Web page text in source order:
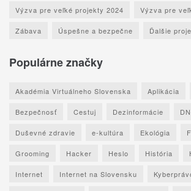
Výzva pre veľké projekty 2024 Výzva pre
Zábava Úspešne a bezpečne Ďalšie
Populárne značky
Akadémia Virtuálneho Slovenska Aplikácia
Bezpečnosť Cestuj Dezinformácie
Duševné zdravie e-kultúra Ekológia
Grooming Hacker Heslo História
Internet Internet na Slovensku